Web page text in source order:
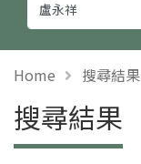
Home 搜尋結果
搜尋結果